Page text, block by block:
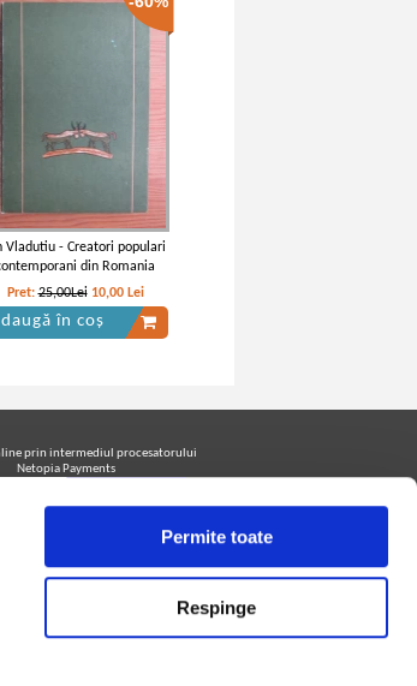
Permite toate
Respinge
Vladutiu - Creatori populari
din Romania
Pret:25,00Lei 10,00 Lei
în coș
prin intermediul procesatorului
Netopia Payments
pe facebook pentru a fi la curent cu
promoţiile PrintreCarti.ro